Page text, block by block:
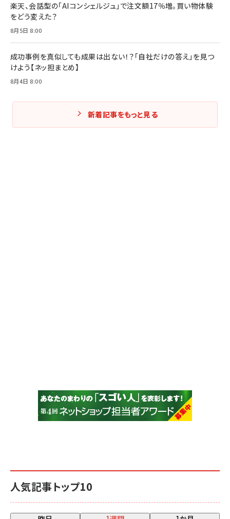
人気記事トップ10
楽天、会話型の「AIコンシェルジュ」で注文額17％増。買い物体験
をどう変えた？
8月5日 8:00
成功事例を真似しても成果は出ない！？「自社だけの答え」を見つ
けよう【ネッ担まとめ】
8月4日 8:00
新着記事をもっと見る